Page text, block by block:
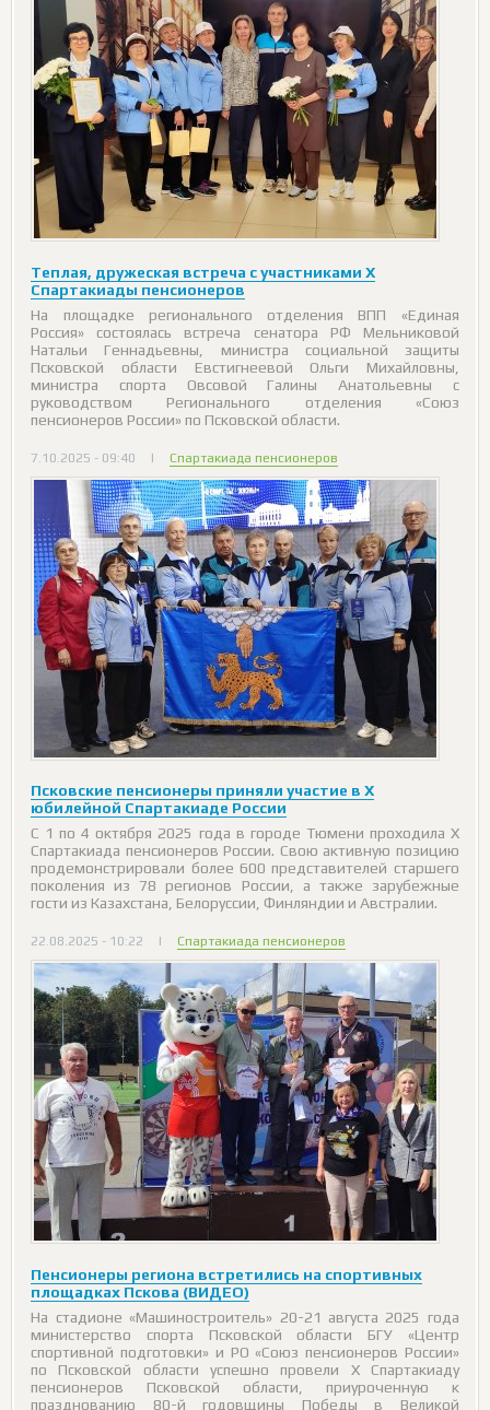
Теплая, дружеская встреча с участниками X
Спартакиады пенсионеров
На площадке регионального отделения ВПП «Единая
Россия» состоялась встреча сенатора РФ Мельниковой
Натальи Геннадьевны, министра социальной защиты
Псковской области Евстигнеевой Ольги Михайловны,
министра спорта Овсовой Галины Анатольевны с
руководством Регионального отделения «Союз
пенсионеров России» по Псковской области.
7.10.2025 - 09:40 | Спартакиада пенсионеров
Псковские пенсионеры приняли участие в X
юбилейной Спартакиаде России
С 1 по 4 октября 2025 года в городе Тюмени проходила X
Спартакиада пенсионеров России. Свою активную позицию
продемонстрировали более 600 представителей старшего
поколения из 78 регионов России, а также зарубежные
гости из Казахстана, Белоруссии, Финляндии и Австралии.
22.08.2025 - 10:22 | Спартакиада пенсионеров
Пенсионеры региона встретились на спортивных
площадках Пскова (ВИДЕО)
На стадионе «Машиностроитель» 20-21 августа 2025 года
министерство спорта Псковской области БГУ «Центр
спортивной подготовки» и РО «Союз пенсионеров России»
по Псковской области успешно провели X Спартакиаду
пенсионеров Псковской области, приуроченную к
празднованию 80-й годовщины Победы в Великой